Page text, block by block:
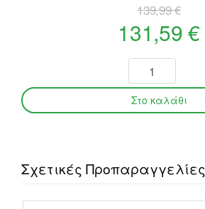
139,99 €
131,59 €
Σχετικές Προπαραγγελίες